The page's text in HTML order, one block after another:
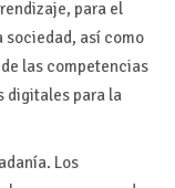
para el
sociedad, así como
las competencias
digitales para la
Los